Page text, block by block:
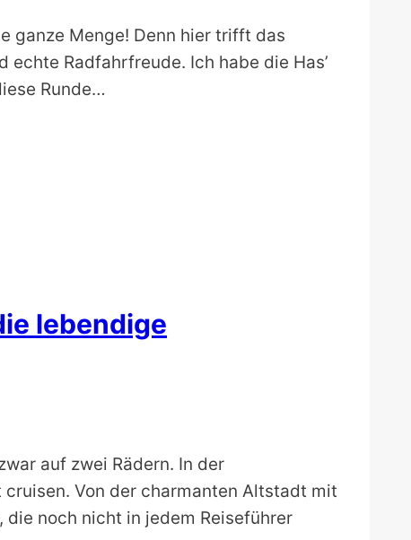
ganze Menge! Denn hier trifft das
Radfahrfreude. Ich habe die Has’
Runde…
lebendige
auf zwei Rädern. In der
Von der charmanten Altstadt mit
noch nicht in jedem Reiseführer